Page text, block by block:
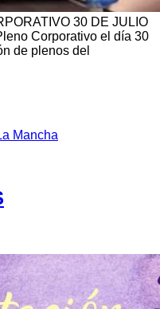
30 DE JULIO
Corporativo el día 30
de plenos del
Mancha